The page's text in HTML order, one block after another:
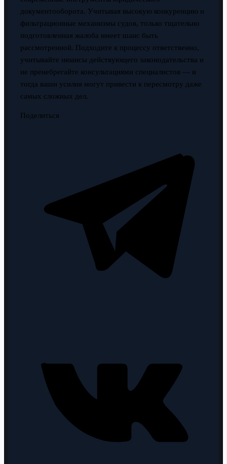
документооборота. Учитывая высокую конкуренцию и
фильтрационные механизмы судов, только тщательно
подготовленная жалоба имеет шанс быть
рассмотренной. Подходите к процессу ответственно,
учитывайте нюансы действующего законодательства и
не пренебрегайте консультациями специалистов — и
тогда ваши усилия могут привести к пересмотру даже
самых сложных дел.
Поделиться